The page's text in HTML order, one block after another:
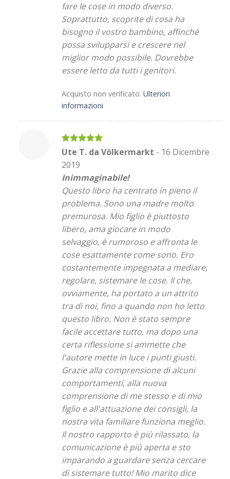
fare le cose in modo diverso.
Soprattutto, scoprite di cosa ha
bisogno il vostro bambino, affinché
possa svilupparsi e crescere nel
miglior modo possibile. Dovrebbe
essere letto da tutti i genitori.
Acquisto non verificato. Ulteriori
informazioni
Valutato5
Ute T. da Völkermarkt - 16 Dicembre
2019
Inimmaginabile!
Questo libro ha centrato in pieno il
problema. Sono una madre molto
premurosa. Mio figlio è piuttosto
libero, ama giocare in modo
selvaggio, è rumoroso e affronta le
cose esattamente come sono. Ero
costantemente impegnata a mediare,
regolare, sistemare le cose. Il che,
ovviamente, ha portato a un attrito
tra di noi, fino a quando non ho letto
questo libro. Non è stato sempre
facile accettare tutto, ma dopo una
certa riflessione si ammette che
l'autore mette in luce i punti giusti.
Grazie alla comprensione di alcuni
comportamenti, alla nuova
comprensione di me stesso e di mio
figlio e all'attuazione dei consigli, la
nostra vita familiare funziona meglio.
Il nostro rapporto è più rilassato, la
comunicazione è più aperta e sto
imparando a guardare senza cercare
di sistemare tutto! Mio marito dice